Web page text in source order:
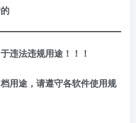
违法违规用途！！！
用途，请遵守各软件使用规